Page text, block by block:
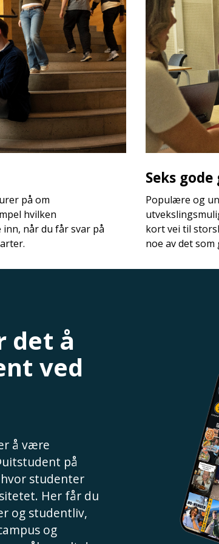
på om
hvilken
når du får svar på
Seks
Populære og
kort vei til
noe av det
det å
ved
å være
på
studenter
Her får du
og studentliv,
og